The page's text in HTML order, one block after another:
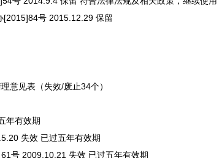
[2015]84号 2015.12.29 保留
意见表（失效/废止34个）
年有效期
失效 已过五年有效期
号 2009.10.21 失效 已过五年有效期